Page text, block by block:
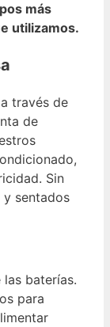
más
utilizamos.
través de
de
Sin
y sentados
baterías.
para